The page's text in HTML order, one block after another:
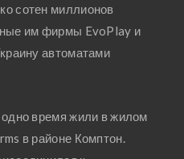
сотен миллионов
им фирмы EvoPlay и
автоматами
время жили в жилом
в районе Комптон.